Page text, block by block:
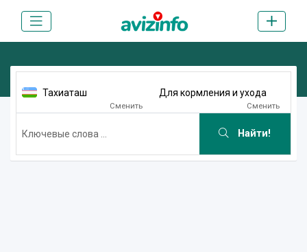
Тахиаташ
Сменить
Для кормления и ухода
Сменить
Найти!